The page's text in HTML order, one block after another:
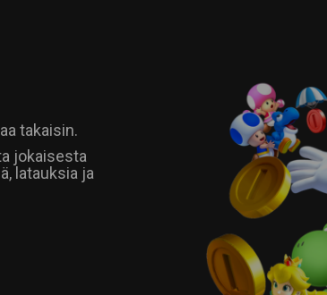
takaisin.
jokaisesta
latauksia ja